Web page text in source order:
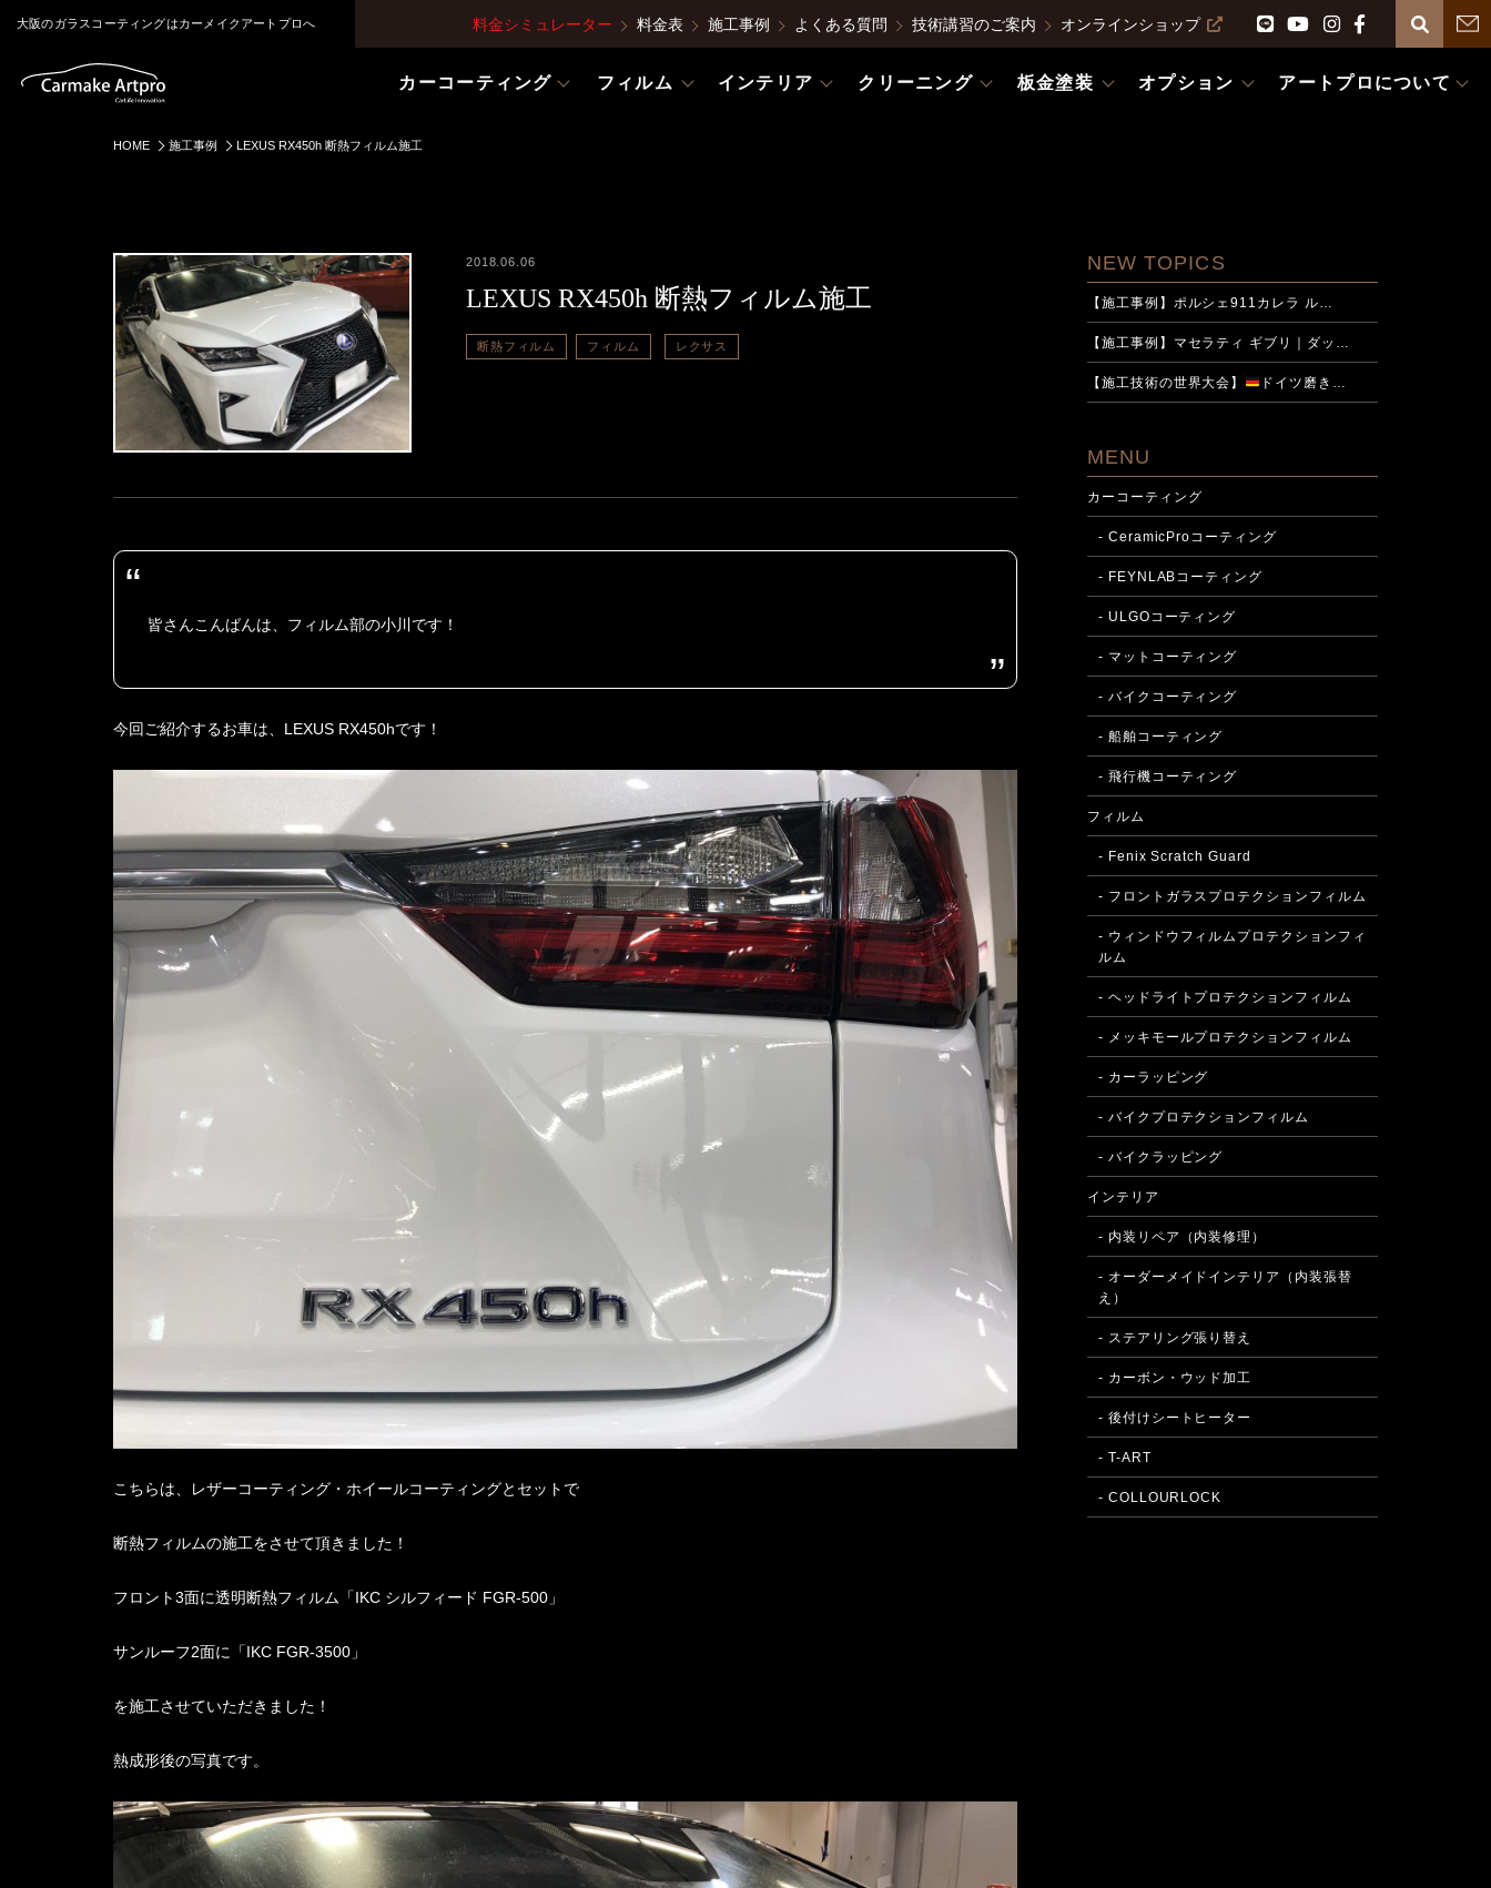
大阪のガラスコーティングはカーメイクアートプロへ 料金シミュレーター 料金表 施工事例 よくある質問 技術講習のご案内 オンラインショップ
カーコーティング フィルム インテリア クリーニング 板金塗装 オプション アートプロについて
HOME 施工事例 LEXUS RX450h 断熱フィルム施工
2018.06.06
LEXUS RX450h 断熱フィルム施工
断熱フィルム フィルム レクサス
皆さんこんばんは、フィルム部の小川です！
今回ご紹介するお車は、LEXUS RX450hです！
こちらは、レザーコーティング・ホイールコーティングとセットで
断熱フィルムの施工をさせて頂きました！
フロント3面に透明断熱フィルム「IKC シルフィード FGR-500」
サンルーフ2面に「IKC FGR-3500」
を施工させていただきました！
熱成形後の写真です。
NEW TOPICS
【施工事例】ポルシェ911カレラ ル…
【施工事例】マセラティ ギブリ｜ダッ…
【施工技術の世界大会】 ドイツ磨き…
MENU
カーコーティング
- CeramicProコーティング
- FEYNLABコーティング
- ULGOコーティング
- マットコーティング
- バイクコーティング
- 船舶コーティング
- 飛行機コーティング
フィルム
- Fenix Scratch Guard
- フロントガラスプロテクションフィルム
- ウィンドウフィルムプロテクションフィ
ルム
- ヘッドライトプロテクションフィルム
- メッキモールプロテクションフィルム
- カーラッピング
- バイクプロテクションフィルム
- バイクラッピング
インテリア
- 内装リペア（内装修理）
- オーダーメイドインテリア（内装張替
え）
- ステアリング張り替え
- カーボン・ウッド加工
- 後付けシートヒーター
- T-ART
- COLLOURLOCK